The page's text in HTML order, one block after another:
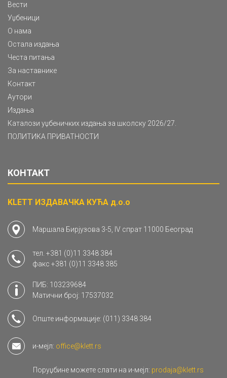
Вести
Уџбеници
О нама
Остала издања
Честа питања
За наставнике
Контакт
Аутори
Издања
Каталози уџбеничких издања за школску 2026/27.
ПОЛИТИКА ПРИВАТНОСТИ
КОНТАКТ
KLETT ИЗДАВАЧКА КУЋА д.о.о
Маршала Бирјузова 3-5, IV спрат 11000 Београд
тел. +381 (0)11 3348 384
факс +381 (0)11 3348 385
ПИБ: 103239684
Матични број: 17537032
Опште информације: (011) 3348 384
и-мејл: office@klett.rs
Поруџбине можете слати на и-мејл: prodaja@klett.rs